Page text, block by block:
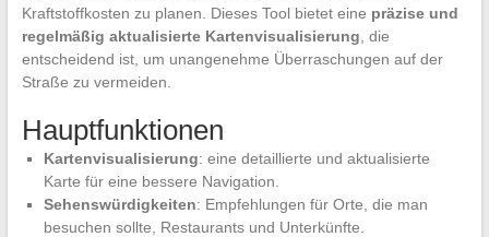
Kraftstoffkosten zu planen. Dieses Tool bietet eine präzise und
regelmäßig aktualisierte Kartenvisualisierung , die
entscheidend ist, um unangenehme Überraschungen auf der
Straße zu vermeiden.
Hauptfunktionen
Kartenvisualisierung: eine detaillierte und aktualisierte
Karte für eine bessere Navigation.
Sehenswürdigkeiten: Empfehlungen für Orte, die man
besuchen sollte, Restaurants und Unterkünfte.